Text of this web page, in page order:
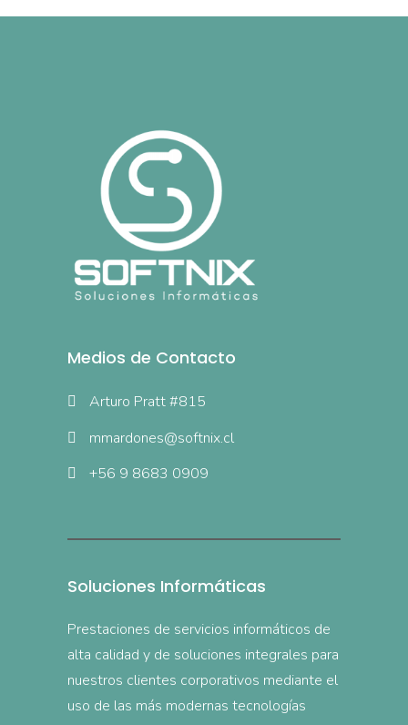
Medios de Contacto
Arturo Pratt #815
mmardones@softnix.cl
+56 9 8683 0909
Soluciones Informáticas
Prestaciones de servicios informáticos de
alta calidad y de soluciones integrales para
nuestros clientes corporativos mediante el
uso de las más modernas tecnologías